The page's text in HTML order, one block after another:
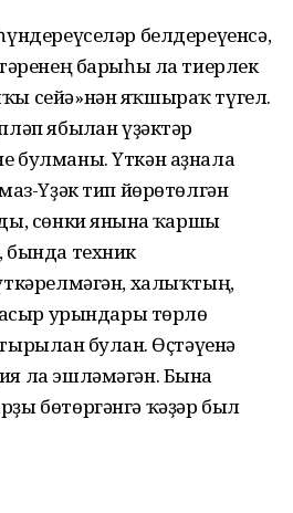
белдереүенсә,
барыһы ла тиерлек
сейә»нән яҡшыраҡ түгел.
ябылған үҙәктәр
булманы. Үткән аҙнала
Үҙәк тип йөрөтөлгән
сөнки янғынға ҡаршы
бында техник
халыҡтың,
урындары төрлө
булған. Өҫтәүенә
ла эшләмәгән. Бына
бөтөргәнгә ҡәҙәр был